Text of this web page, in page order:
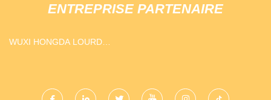
ENTREPRISE PARTENAIRE
WUXI HONGDA LOURD